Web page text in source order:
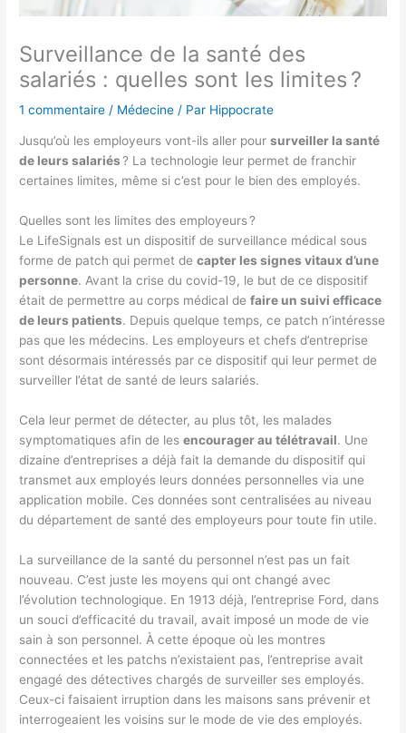
Surveillance de la santé des
salariés : quelles sont les limites ?
1 commentaire / Médecine / Par Hippocrate
Jusqu’où les employeurs vont-ils aller poursurveiller la santé
de leurs salariés? La technologie leur permet de franchir
certaines limites, même si c’est pour le bien des employés.
Quelles sont les limites des employeurs ?
Le LifeSignals est un dispositif de surveillance médical sous
forme de patch qui permet decapter les signes vitaux d’une
personne. Avant la crise du covid-19, le but de ce dispositif
était de permettre au corps médical defaire un suivi efficace
de leurs patients. Depuis quelque temps, ce patch n’intéresse
pas que les médecins. Les employeurs et chefs d’entreprise
sont désormais intéressés par ce dispositif qui leur permet de
surveiller l’état de santé de leurs salariés.
Cela leur permet de détecter, au plus tôt, les malades
symptomatiques afin de lesencourager au télétravail. Une
dizaine d’entreprises a déjà fait la demande du dispositif qui
transmet aux employés leurs données personnelles via une
application mobile. Ces données sont centralisées au niveau
du département de santé des employeurs pour toute fin utile.
La surveillance de la santé du personnel n’est pas un fait
nouveau. C’est juste les moyens qui ont changé avec
l’évolution technologique. En 1913 déjà, l’entreprise Ford, dans
un souci d’efficacité du travail, avait imposé un mode de vie
sain à son personnel. À cette époque où les montres
connectées et les patchs n’existaient pas, l’entreprise avait
engagé des détectives chargés de surveiller ses employés.
Ceux-ci faisaient irruption dans les maisons sans prévenir et
interrogeaient les voisins sur le mode de vie des employés.